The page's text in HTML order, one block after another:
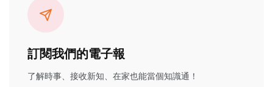
訂閱我們的電子報
了解時事、接收新知、在家也能當個知識通！